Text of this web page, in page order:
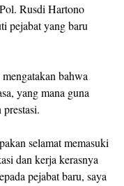
Rusdi Hartono
pejabat yang baru
bahwa
yang mana guna
selamat memasuki
dan kerja kerasnya
pejabat baru, saya